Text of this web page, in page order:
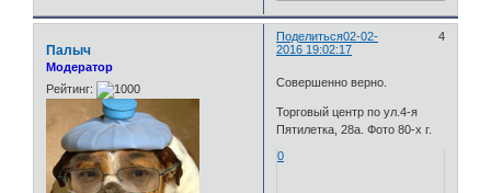
Поделиться 4
02-02-
2016 19:02:17
Палыч
Модератор
Рейтинг:
Совершенно верно.
Торговый центр по ул.4-я
Пятилетка, 28а. Фото 80-х г.
0